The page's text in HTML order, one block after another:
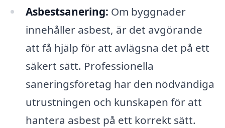
Asbestsanering: Om byggnader
innehåller asbest, är det avgörande
att få hjälp för att avlägsna det på ett
säkert sätt. Professionella
saneringsföretag har den nödvändiga
utrustningen och kunskapen för att
hantera asbest på ett korrekt sätt.